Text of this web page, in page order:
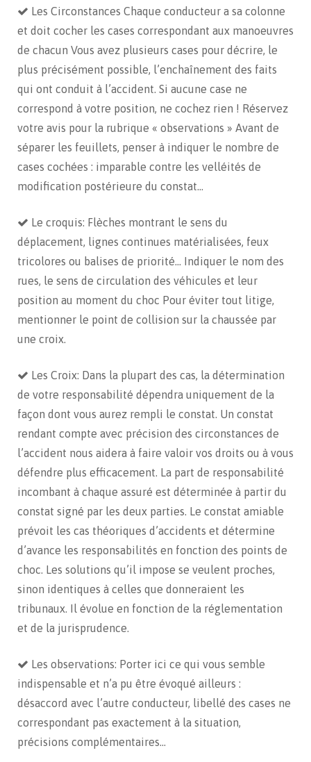
Les Circonstances Chaque conducteur a sa colonne
et doit cocher les cases correspondant aux manoeuvres
de chacun Vous avez plusieurs cases pour décrire, le
plus précisément possible, l’enchaînement des faits
qui ont conduit à l’accident. Si aucune case ne
correspond à votre position, ne cochez rien ! Réservez
votre avis pour la rubrique « observations » Avant de
séparer les feuillets, penser à indiquer le nombre de
cases cochées : imparable contre les velléités de
modification postérieure du constat…
Le croquis: Flèches montrant le sens du
déplacement, lignes continues matérialisées, feux
tricolores ou balises de priorité… Indiquer le nom des
rues, le sens de circulation des véhicules et leur
position au moment du choc Pour éviter tout litige,
mentionner le point de collision sur la chaussée par
une croix.
Les Croix: Dans la plupart des cas, la détermination
de votre responsabilité dépendra uniquement de la
façon dont vous aurez rempli le constat. Un constat
rendant compte avec précision des circonstances de
l’accident nous aidera à faire valoir vos droits ou à vous
défendre plus efficacement. La part de responsabilité
incombant à chaque assuré est déterminée à partir du
constat signé par les deux parties. Le constat amiable
prévoit les cas théoriques d’accidents et détermine
d’avance les responsabilités en fonction des points de
choc. Les solutions qu’il impose se veulent proches,
sinon identiques à celles que donneraient les
tribunaux. Il évolue en fonction de la réglementation
et de la jurisprudence.
Les observations: Porter ici ce qui vous semble
indispensable et n’a pu être évoqué ailleurs :
désaccord avec l’autre conducteur, libellé des cases ne
correspondant pas exactement à la situation,
précisions complémentaires…